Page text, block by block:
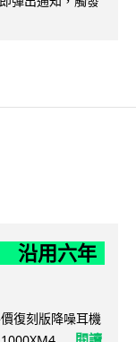
沿用六年
復刻版降噪耳機